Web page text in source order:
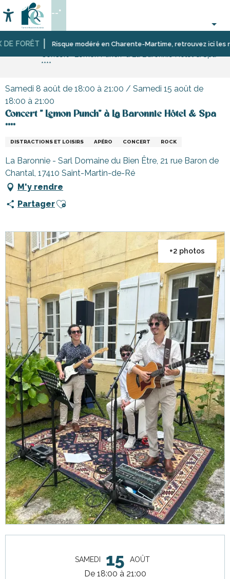
au
contenu
principal
FORÊT Risque modéré en Charente-Martime, retrouvez ici les
Accessibilité
Recherche
--°
Accueil
Activités,
découverte
Les
****
Samedi 8 août de 18:00 à 21:00 / Samedi 15 août de
18:00 à 21:00
Concert " Lemon Punch" à La Baronnie Hôtel & Spa
****
DISTRACTIONS ET LOISIRS APÉRO CONCERT ROCK
La Baronnie - Sarl Domaine du Bien Être, 21 rue Baron de
Chantal, 17410 Saint-Martin-de-Ré
M'y rendre
PartagerAjouter aux favoris
+2 photos
SAMEDI 15 AOÛT
De 18:00 à 21:00